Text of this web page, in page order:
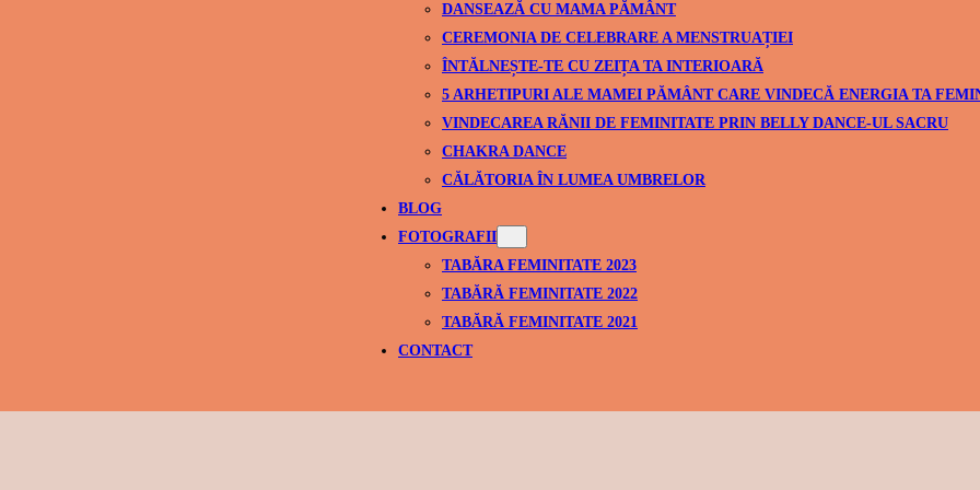
DANSEAZĂ CU MAMA PĂMÂNT
CEREMONIA DE CELEBRARE A MENSTRUAȚIEI
ÎNTĂLNEȘTE-TE CU ZEIȚA TA INTERIOARĂ
5 ARHETIPURI ALE MAMEI PĂMÂNT CARE VINDECĂ ENERGIA TA
VINDECAREA RĂNII DE FEMINITATE PRIN BELLY DANCE-UL SACRU
CHAKRA DANCE
CĂLĂTORIA ÎN LUMEA UMBRELOR
BLOG
FOTOGRAFII
TABĂRA FEMINITATE 2023
TABĂRĂ FEMINITATE 2022
TABĂRĂ FEMINITATE 2021
CONTACT